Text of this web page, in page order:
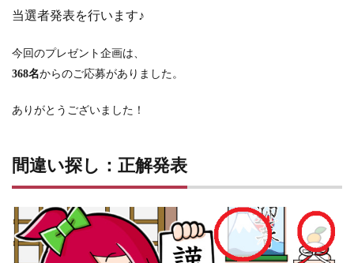
当選者発表を行います♪
今回のプレゼント企画は、
368名からのご応募がありました。
ありがとうございました！
間違い探し：正解発表